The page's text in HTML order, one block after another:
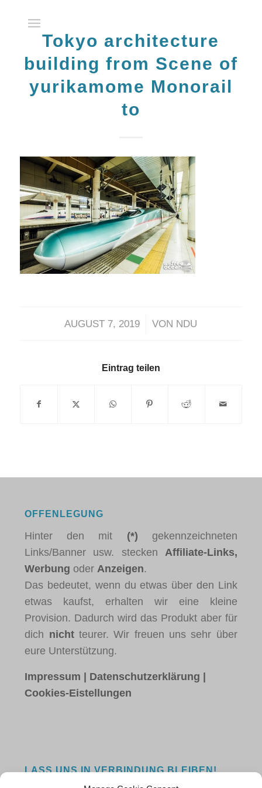
Tokyo architecture
building from Scene of
yurikamome Monorail
to
AUGUST 7, 2019
/ VON NDU
Eintrag teilen
OFFENLEGUNG
Hinter den mit (*) gekennzeichneten
Links/Banner usw. stecken Affiliate-Links,
Werbung oderAnzeigen.
Das bedeutet, wenn du etwas über den Link
etwas kaufst, erhalten wir eine kleine
Provision. Dadurch wird das Produkt aber für
dich nichtteurer. Wir freuen uns sehr über
eure Unterstützung.
Impressum | Datenschutzerklärung |
Cookies-Eistellungen
LASS UNS IN VERBINDUNG BLEIBEN!